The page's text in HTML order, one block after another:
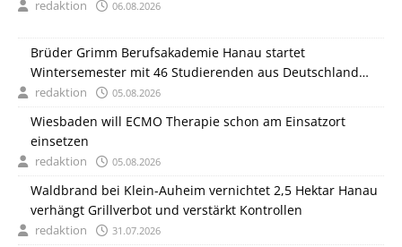
redaktion 06.08.2026
Brüder Grimm Berufsakademie Hanau startet
Wintersemester mit 46 Studierenden aus Deutschland
und Italien
redaktion 05.08.2026
Wiesbaden will ECMO Therapie schon am Einsatzort
einsetzen
redaktion 05.08.2026
Waldbrand bei Klein-Auheim vernichtet 2,5 Hektar Hanau
verhängt Grillverbot und verstärkt Kontrollen
redaktion 31.07.2026